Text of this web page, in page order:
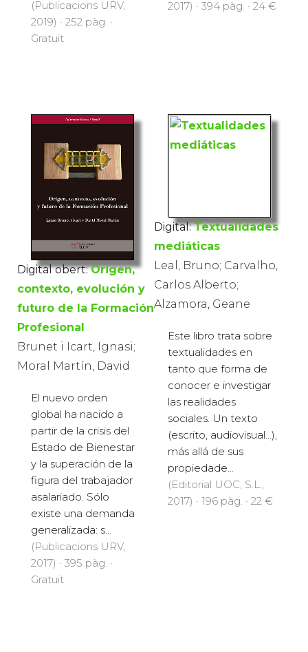
(Publicacions URV,
2019) · 252 pàg. ·
Gratuït
2017) · 394 pàg. · 24 €
Digital obert: Origen,
contexto, evolución y
futuro de la Formación
Profesional
Brunet i Icart, Ignasi;
Moral Martín, David
El nuevo orden
global ha nacido a
partir de la crisis del
Estado de Bienestar
y la superación de la
figura del trabajador
asalariado. Sólo
existe una demanda
generalizada: s...
(Publicacions URV,
2017) · 395 pàg. ·
Gratuït
Digital: Textualidades
mediáticas
Leal, Bruno; Carvalho,
Carlos Alberto;
Alzamora, Geane
Este libro trata sobre
textualidades en
tanto que forma de
conocer e investigar
las realidades
sociales. Un texto
(escrito, audiovisual…),
más allá de sus
propiedade...
(Editorial UOC, S.L.,
2017) · 196 pàg. · 22 €